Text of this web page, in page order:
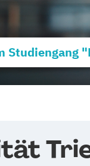
Studiengang